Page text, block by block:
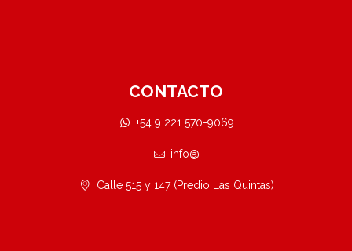
CONTACTO
+54 9 221 570-9069
info@
Calle 515 y 147 (Predio Las Quintas)